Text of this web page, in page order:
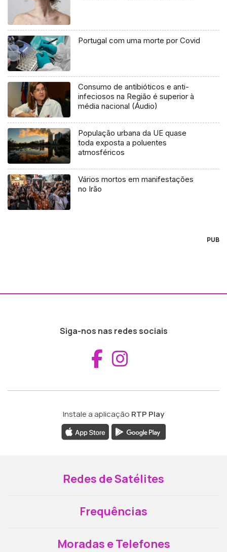
Portugal com uma morte por Covid
Consumo de antibióticos e anti-
infeciosos na Região é superior à
média nacional (Áudio)
População urbana da UE quase
toda exposta a poluentes
atmosféricos
Vários mortos em manifestações
no Irão
PUB
Siga-nos nas redes sociais
Aceder ao
Instale a aplicação RTP Play
Redes de Satélites
Frequências
Moradas e Telefones